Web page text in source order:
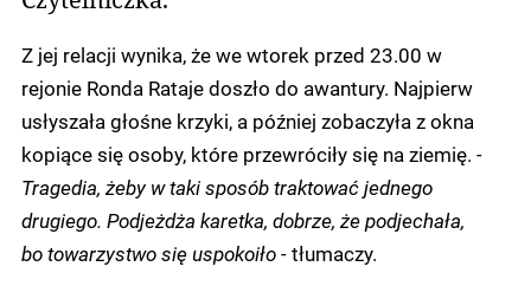
Z jej relacji wynika, że we wtorek przed 23.00 w
rejonie Ronda Rataje doszło do awantury. Najpierw
usłyszała głośne krzyki, a później zobaczyła z okna
kopiące się osoby, które przewróciły się na ziemię. -
Tragedia, żeby w taki sposób traktować jednego
drugiego. Podjeżdża karetka, dobrze, że podjechała,
bo towarzystwo się uspokoiło -tłumaczy.